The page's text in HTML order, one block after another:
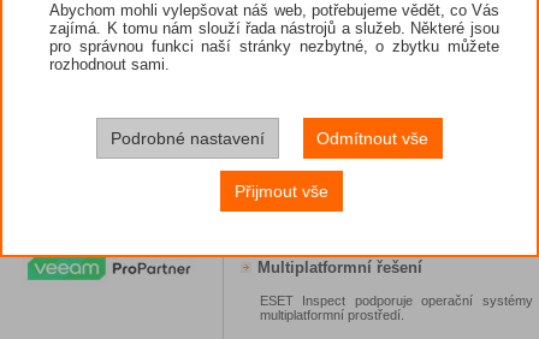
Administrátor může rychle filtrovat objekty
procesy a skripty. Štítky se sdílejí mezi
Možnosti reakce v reálném čase
vypnutí koncového bodu, izolace koncových
Multiplatformní řešení
ESET Inspect podporuje operační
multiplatformní prostředí.
Abychom mohli vylepšovat náš web, potřebujeme vědět, co Vás
zajímá. K tomu nám slouží řada nástrojů a služeb. Některé jsou
pro správnou funkci naší stránky nezbytné, o zbytku můžete
rozhodnout sami.
Podrobné nastavení Odmítnout vše
Přijmout vše